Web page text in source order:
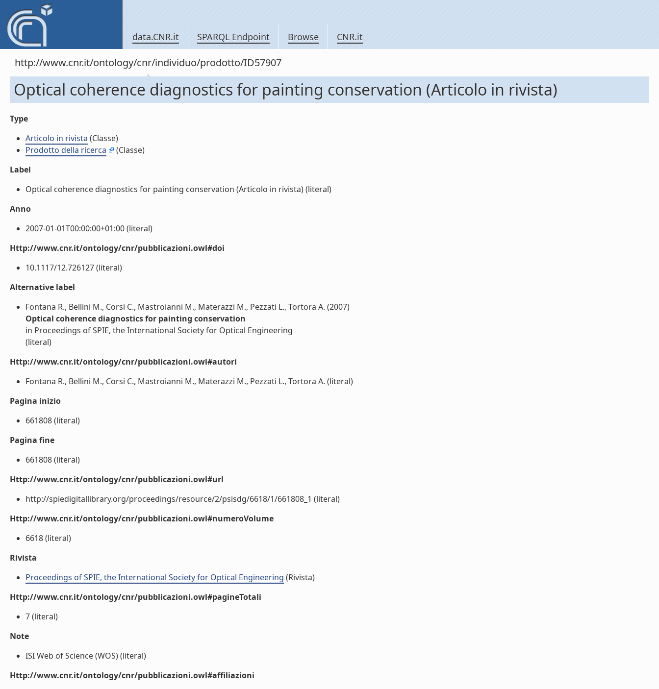
data.CNR.it SPARQL Endpoint Browse CNR.it
http://www.cnr.it/ontology/cnr/individuo/prodotto/ID57907
Optical coherence diagnostics for painting conservation (Articolo in rivista)
Type
Articolo in rivista (Classe)
Prodotto della ricerca
(Classe)
Label
Optical coherence diagnostics for painting conservation (Articolo in rivista) (literal)
Anno
2007-01-01T00:00:00+01:00 (literal)
Http://www.cnr.it/ontology/cnr/pubblicazioni.owl#doi
10.1117/12.726127 (literal)
Alternative label
Fontana R., Bellini M., Corsi C., Mastroianni M., Materazzi M., Pezzati L., Tortora A. (2007)
Optical coherence diagnostics for painting conservation
in Proceedings of SPIE, the International Society for Optical Engineering
(literal)
Http://www.cnr.it/ontology/cnr/pubblicazioni.owl#autori
Fontana R., Bellini M., Corsi C., Mastroianni M., Materazzi M., Pezzati L., Tortora A. (literal)
Pagina inizio
661808 (literal)
Pagina fine
661808 (literal)
Http://www.cnr.it/ontology/cnr/pubblicazioni.owl#url
http://spiedigitallibrary.org/proceedings/resource/2/psisdg/6618/1/661808_1 (literal)
Http://www.cnr.it/ontology/cnr/pubblicazioni.owl#numeroVolume
6618 (literal)
Rivista
Proceedings of SPIE, the International Society for Optical Engineering (Rivista)
Http://www.cnr.it/ontology/cnr/pubblicazioni.owl#pagineTotali
7 (literal)
Note
ISI Web of Science (WOS) (literal)
Http://www.cnr.it/ontology/cnr/pubblicazioni.owl#affiliazioni